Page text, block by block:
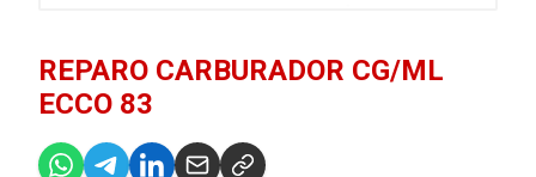
REPARO CARBURADOR CG/ML
ECCO 83